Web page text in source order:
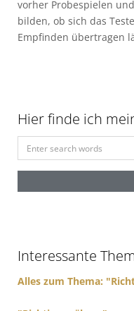
vorher Probespielen
bilden, ob sich das
Empfinden übertragen
Hier finde ich
e
r
o
Interessante
Alles zum Thema: